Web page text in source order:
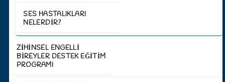
SES HASTALIKLARI
NELERDIR?
ZİHİNSEL ENGELLİ
BİREYLER DESTEK EĞİTİM
PROGRAMI